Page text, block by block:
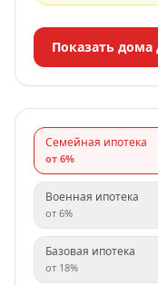
Показать дома
Семейная ипотека
от 6%
Военная ипотека
от 6%
Базовая ипотека
от 18%